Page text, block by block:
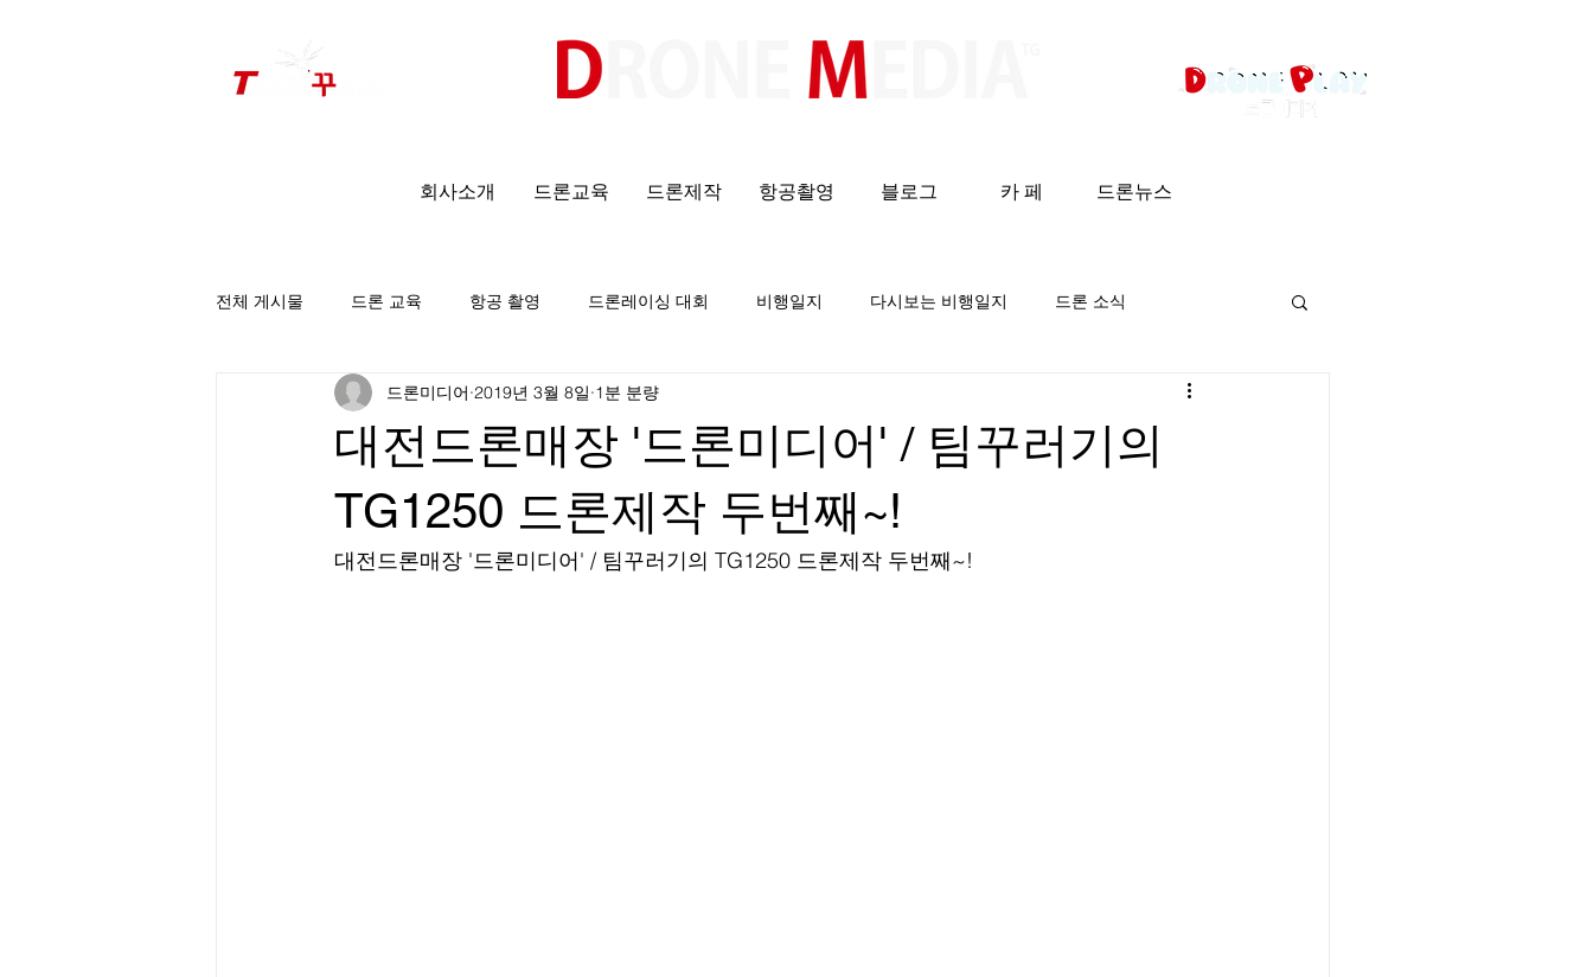
회사소개 드론교육 드론제작 항공촬영 블로그 카 페 드론뉴스
전체 게시물 드론 교육 항공 촬영 드론레이싱 대회 비행일지 다시보는 비행일지 드론 소식
팀꾸러기 소식
대전드론매장 '드론미디어' / 팀꾸러기의
TG1250 드론제작 두번째~!
드론미디어 2019년 3월 8일 1분 분량
대전드론매장 '드론미디어' / 팀꾸러기의 TG1250 드론제작 두번째~!